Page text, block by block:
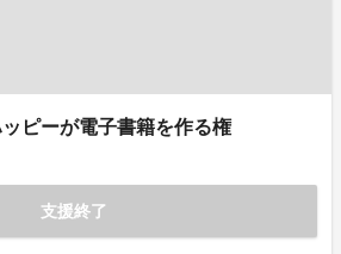
ピーが電子書籍を作る権
支援終了